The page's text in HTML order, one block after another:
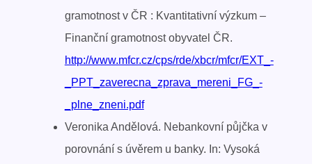
gramotnost v ČR : Kvantitativní výzkum –
Finanční gramotnost obyvatel ČR.
http://www.mfcr.cz/cps/rde/xbcr/mfcr/EXT_-
_PPT_zaverecna_zprava_mereni_FG_-
_plne_zneni.pdf
Veronika Andělová. Nebankovní půjčka v
porovnání s úvěrem u banky. In: Vysoká